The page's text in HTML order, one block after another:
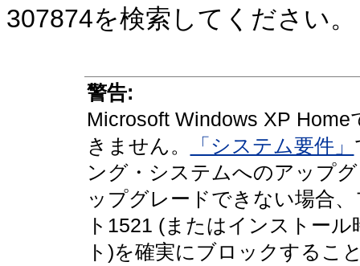
307874を検索してください。
警告:
Microsoft Windows XP
きません。
「システム要件」
ング・システムへのアップ
ップグレードできない場合
ト1521 (またはインストー
ト)を確実にブロックするこ